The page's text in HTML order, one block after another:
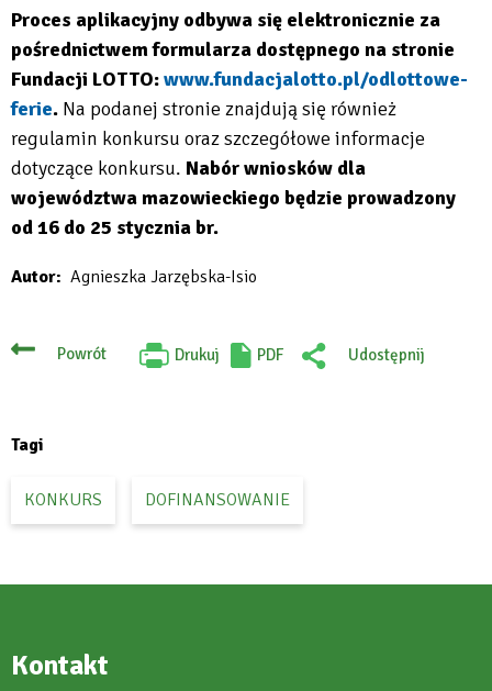
Proces aplikacyjny odbywa się elektronicznie za
pośrednictwem formularza dostępnego na stronie
Fundacji LOTTO:www.fundacjalotto.pl/odlottowe-
ferie
Will
open
in
new
. Na podanej stronie znajdują się również
regulamin konkursu oraz szczegółowe informacje
dotyczące konkursu. Nabór wniosków dla
województwa mazowieckiego będzie prowadzony
od 16 do 25 stycznia br.
Autor Agnieszka Jarzębska-Isio
Powrót Drukuj
Will
PDF
Udostępnij
Tagi
KONKURS DOFINANSOWANIE
Kontakt